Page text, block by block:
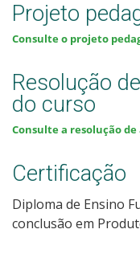
Projeto
Consulte o projeto
Resolução
do curso
Consulte a resolução
Certificação
Diploma de Ensino
conclusão em